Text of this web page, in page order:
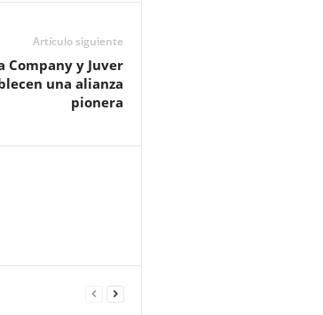
Artículo siguiente
Company y Juver
una alianza
pionera